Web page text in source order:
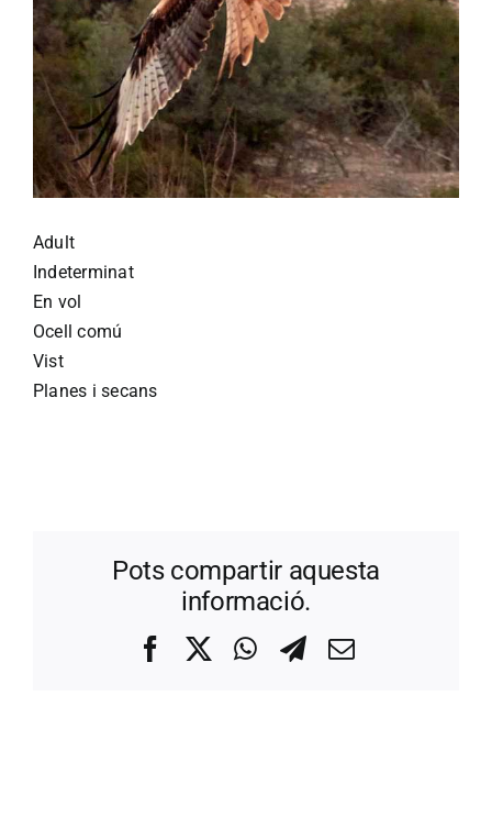
Adult
Indeterminat
En vol
Ocell comú
Vist
Planes i secans
Pots compartir aquesta
informació.
FacebookWhatsApp
Telegram
Correo